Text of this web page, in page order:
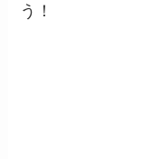
う！